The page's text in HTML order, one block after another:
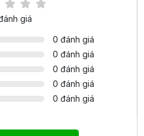
giá
0 đánh giá
0 đánh giá
0 đánh giá
0 đánh giá
0 đánh giá